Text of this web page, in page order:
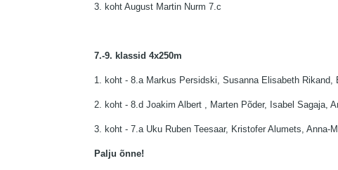
3. koht August Martin Nurm 7.c
7.-9. klassid 4x250m
1. koht - 8.a Markus Persidski, Susanna Elisabeth
2. koht - 8.d Joakim Albert , Marten Põder, Isabel Sagaja,
3. koht - 7.a Uku Ruben Teesaar, Kristofer Alumets,
Palju õnne!